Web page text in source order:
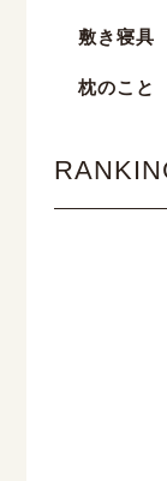
敷き寝具
枕のこと